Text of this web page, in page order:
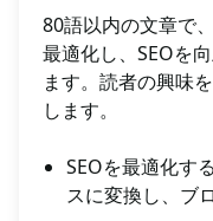
80語以内の文章で
最適化し、SEOを
ます。読者の興味
します。
SEOを最適化す
スに変換し、ブ